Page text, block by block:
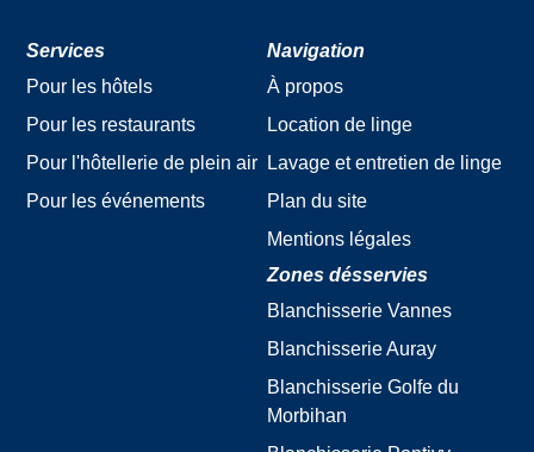
Navigation
À propos
Location de linge
Lavage et entretien de linge
Plan du site
Mentions légales
Services
Pour les hôtels
Pour les restaurants
Pour l'hôtellerie de plein air
Pour les événements
Zones désservies
Blanchisserie Vannes
Blanchisserie Auray
Blanchisserie Golfe du
Morbihan